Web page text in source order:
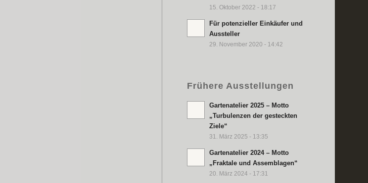
15. Oktober 2022 - 18:17
Für potenzieller Einkäufer und
Aussteller
29. November 2020 - 14:42
Frühere Ausstellungen
Gartenatelier 2025 – Motto
„Turbulenzen der gesteckten
Ziele“
31. März 2025 - 13:35
Gartenatelier 2024 – Motto
„Fraktale und Assemblagen“
20. März 2024 - 17:31